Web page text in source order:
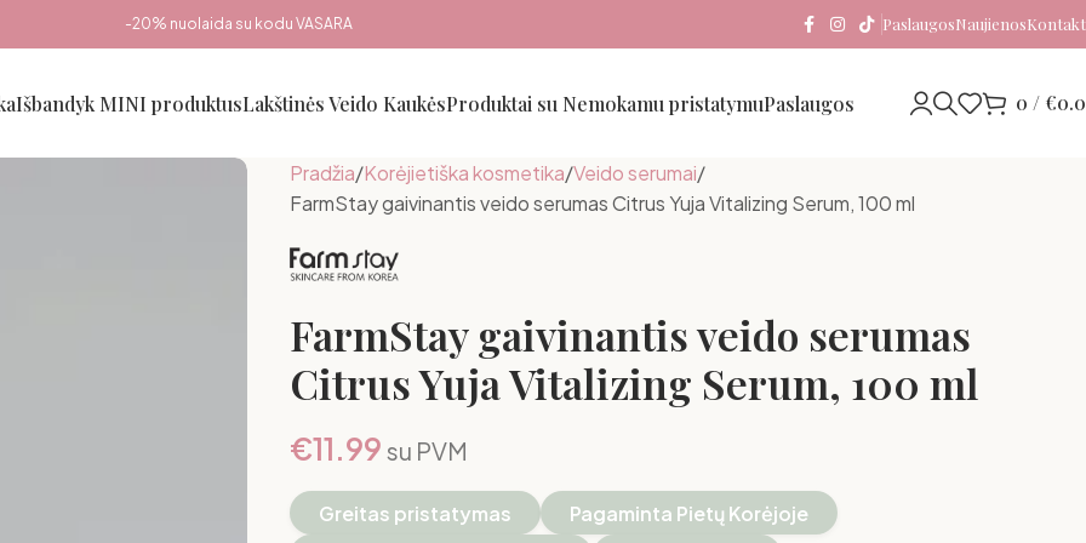
-20% nuolaida su kodu VASARA PaslaugosNaujienos
Išbandyk MINI produktusLakštinės Veido KaukėsProduktai su Nemokamu pristatymuPaslaugos 0 / €
Pradžia Korėjietiška kosmetika Veido serumai
FarmStay gaivinantis veido serumas Citrus Yuja Vitalizing Serum, 100 ml
FarmStay gaivinantis veido serumas
Citrus Yuja Vitalizing Serum, 100 ml
€11.99 su PVM
Greitas pristatymas
Pagaminta Pietų Korėjoje